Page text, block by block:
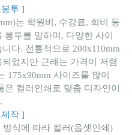
투 ]
는 학원비, 수강료, 회비 등
봉투를 말하며, 다양한 사이
다. 전통적으로 200x110mm
었지만 근래는 가격이 저렴
175x90mm 사이즈를 많이
은 컬러인쇄로 맞춤 디자인이
작 ]
식에 따라 컬러(옵셋인쇄)